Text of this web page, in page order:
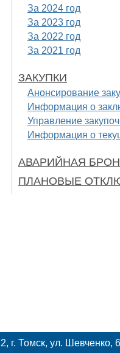
За 2024 год
За 2023 год
За 2022 год
За 2021 год
ЗАКУПКИ
Анонсирование
Информация о
Управление
Информация о
АВАРИЙНАЯ
ПЛАНОВЫЕ
г. Томск, ул. Шевченко,